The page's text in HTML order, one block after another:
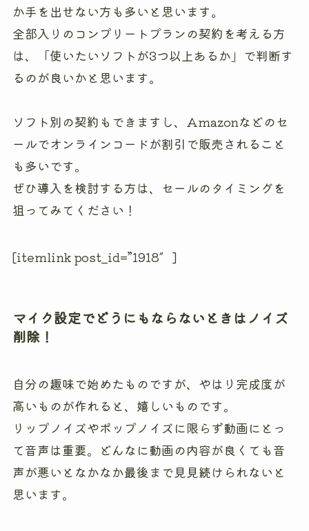
か手を出せない方も多いと思います。
全部入りのコンプリートプランの契約を考える方
は、
「使いたいソフトが3つ以上あるか」 で判断す
るのが良いかと思います。
ソフト別の契約もできますし、Amazonなどのセ
ールでオンラインコードが割引で販売されること
も多いです。
ぜひ導入を検討する方は、セールのタイミングを
狙ってみてください！
[itemlink post_id=”1918″]
マイク設定でどうにもならないときはノイズ
削除！
自分の趣味で始めたものですが、やはり完成度が
高いものが作れると、嬉しいものです。
リップノイズやポップノイズに限らず動画にとっ
て音声は重要。どんなに動画の内容が良くても音
声が悪いとなかなか最後まで見見続けられないと
思います。